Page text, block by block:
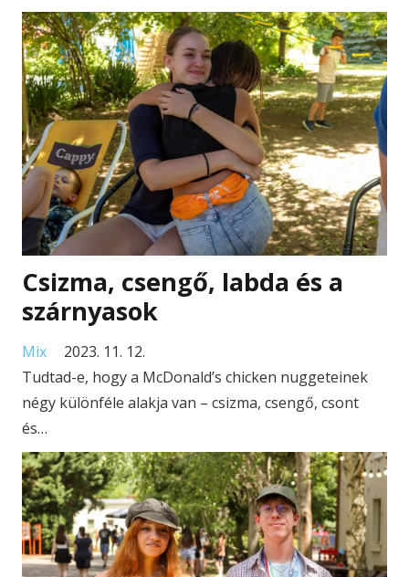
Csizma, csengő, labda és a
szárnyasok
Mix
2023. 11. 12.
Tudtad-e, hogy a McDonald’s chicken nuggeteinek
négy különféle alakja van – csizma, csengő, csont
és…